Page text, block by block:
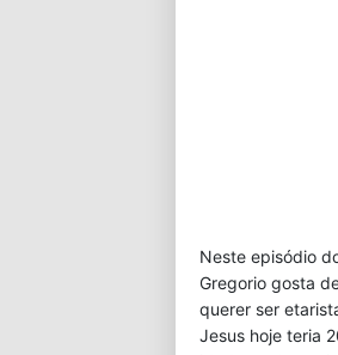
Neste episódio
Gregorio gosta
querer ser
Jesus hoje teria